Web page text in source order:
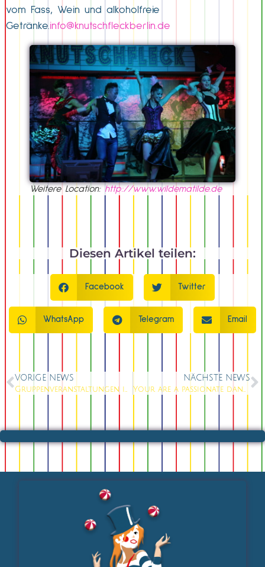
vom Fass, Wein und alkoholfreie
Getränke.info@knutschfleckberlin.de
Weitere Location: http://www.wildematilde.de
Diesen Artikel teilen:
Facebook Twitter
WhatsApp Telegram Email
VORIGE NEWS
Gruppenveranstaltungen in unserer verzauberten Welt
NÄCHSTE NEWS
Your are a passionate dancer ? Best apply for our stages